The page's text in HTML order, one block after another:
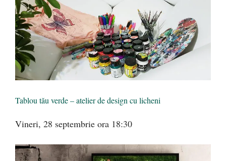
Tablou tău verde – atelier de design cu licheni
Vineri, 28 septembrie ora 18:30